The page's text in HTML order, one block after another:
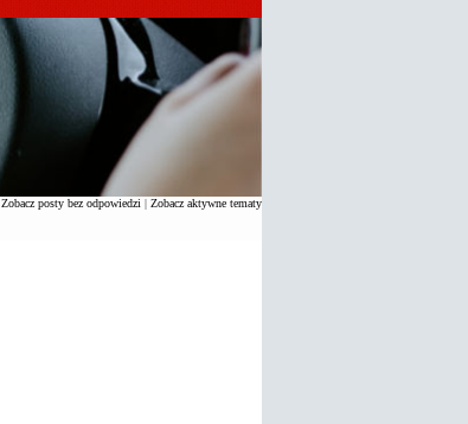
Zobacz posty bez odpowiedzi | Zobacz aktywne tematy